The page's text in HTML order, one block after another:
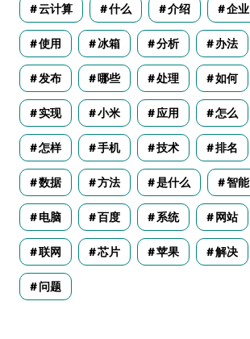
云计算 什么 介绍 企业
使用 冰箱 分析 办法
发布 哪些 处理 如何
实现 小米 应用 怎么
怎样 手机 技术 排名
数据 方法 是什么 智能
电脑 百度 系统 网站
联网 芯片 苹果 解决
问题